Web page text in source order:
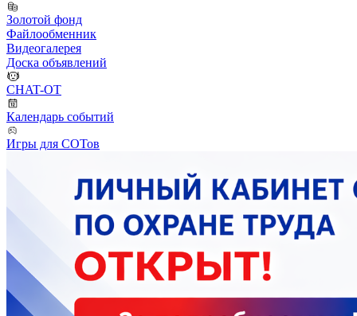
Золотой фонд
Файлообменник
Видеогалерея
Доска объявлений
CHAT-OT
Календарь событий
Игры для СОТов